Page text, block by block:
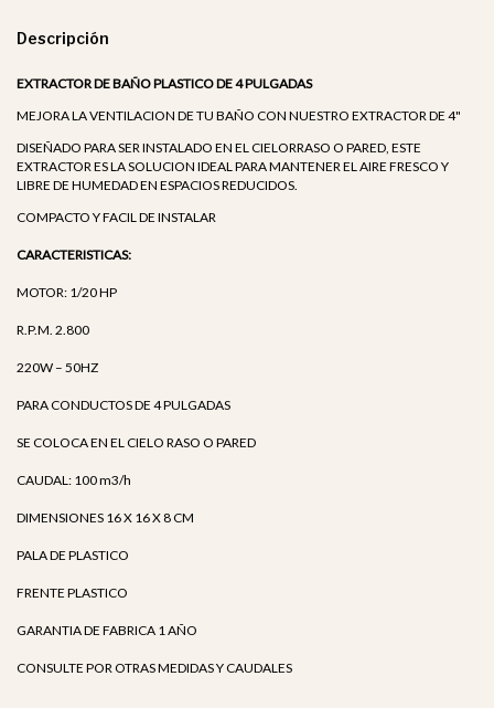
Descripción
EXTRACTOR DE BAÑO PLASTICO DE 4 PULGADAS
MEJORA LA VENTILACION DE TU BAÑO CON NUESTRO EXTRACTOR DE 4"
DISEÑADO PARA SER INSTALADO EN EL CIELORRASO O PARED, ESTE
EXTRACTOR ES LA SOLUCION IDEAL PARA MANTENER EL AIRE FRESCO Y
LIBRE DE HUMEDAD EN ESPACIOS REDUCIDOS.
COMPACTO Y FACIL DE INSTALAR
CARACTERISTICAS:
MOTOR: 1/20 HP
R.P.M. 2.800
220W – 50HZ
PARA CONDUCTOS DE 4 PULGADAS
SE COLOCA EN EL CIELO RASO O PARED
CAUDAL: 100 m3/h
DIMENSIONES 16 X 16 X 8 CM
PALA DE PLASTICO
FRENTE PLASTICO
GARANTIA DE FABRICA 1 AÑO
CONSULTE POR OTRAS MEDIDAS Y CAUDALES